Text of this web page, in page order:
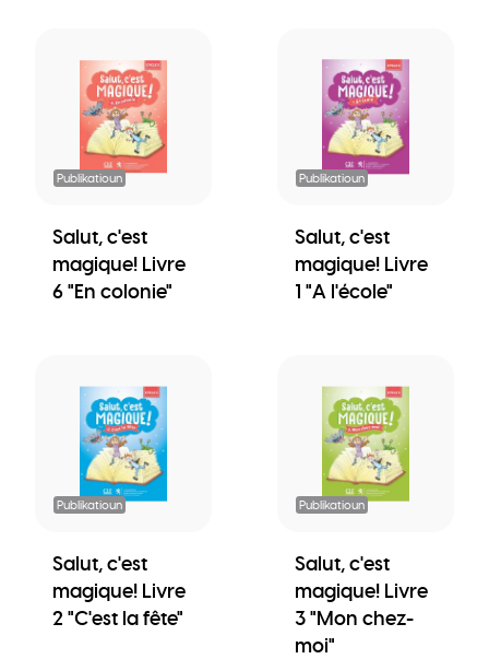
Publikatioun
Salut, c'est
magique! Livre
6 "En colonie"
Publikatioun
Salut, c'est
magique! Livre
1 "A l'école"
Publikatioun
Salut, c'est
magique! Livre
2 "C'est la fête"
Publikatioun
Salut, c'est
magique! Livre
3 "Mon chez-
moi"